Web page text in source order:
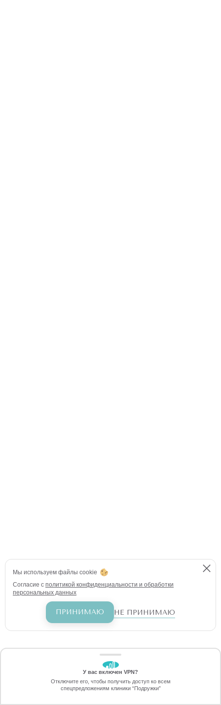
Позвоните
ЗАБЕРИТЕ СКИДКУ
1790 ₽
Мы используем файлы cookie
Согласие с политикой конфиденциальности и обработки
персональных данных
ПРИНИМАЮ НЕ ПРИНИМАЮ
У вас включен VPN?
Отключите его, чтобы получить доступ ко всем
спецпредложениям клиники “Подружки”